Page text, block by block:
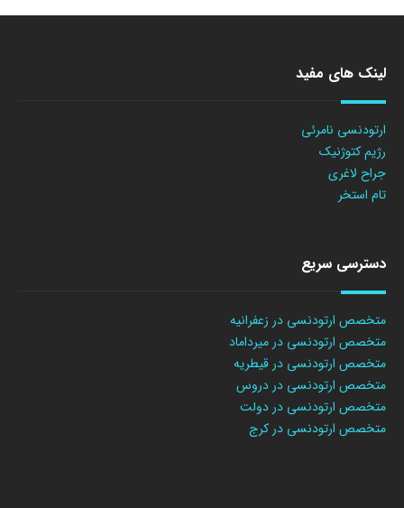
لینک های مفید
ارتودنسی نامرئی
رژیم کتوژنیک
جراح لاغری
تام استخر
دسترسی سریع
متخصص ارتودنسی در زعفرانیه
متخصص ارتودنسی در میرداماد
متخصص ارتودنسی در قیطریه
متخصص ارتودنسی در دروس
متخصص ارتودنسی در دولت
متخصص ارتودنسی در کرج